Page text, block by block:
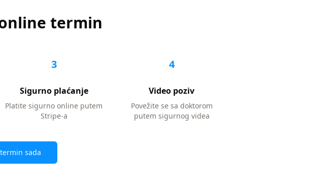
termin
3
Sigurno plaćanje
Platite sigurno online putem
Stripe-a
4
Video poziv
Povežite se sa doktorom
putem sigurnog videa
sada